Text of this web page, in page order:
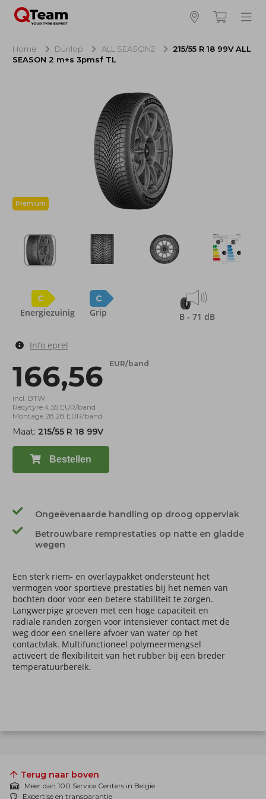
Hoeveel banden wilt u bestellen?
Totaal inclusief BTW:
Bestellen
Annuleren
Home Dunlop ALL SEASON2
215/55 R 18 99V ALL
SEASON 2 m+s 3pmsf TL
Premium
C
Energiezuinig
C
Grip B - 71 dB
Info eprel
166,56 EUR/band
incl. BTW
Recytyre 4,55 EUR/band
Montage 28,28 EUR/band
Maat: 215/55 R 18 99V
Bestellen
Ongeëvenaarde handling op droog oppervlak
Betrouwbare remprestaties op natte en gladde
wegen
Een sterk riem- en overlaypakket ondersteunt het
vermogen voor sportieve prestaties bij het nemen van
bochten door voor een betere stabiliteit te zorgen.
Langwerpige groeven met een hoge capaciteit en
radiale randen zorgen voor intensiever contact met de
weg door een snellere afvoer van water op het
contactvlak. Multifunctioneel polymeermengsel
activeert de flexibiliteit van het rubber bij een breder
temperatuurbereik.
Terug naar boven
Meer dan 100 Service Centers in Belgie
Expertise en transparantie